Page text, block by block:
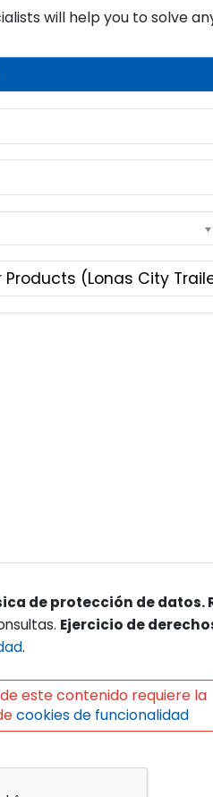
will help you to solve
de protección de datos.
Ejercicio de
.
este contenido requiere la
cookies de funcionalidad